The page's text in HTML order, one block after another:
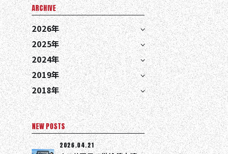
EN JA TH
ARCHIVE
2026年
2025年
2024年
2019年
2018年
NEW POSTS
2026.04.21